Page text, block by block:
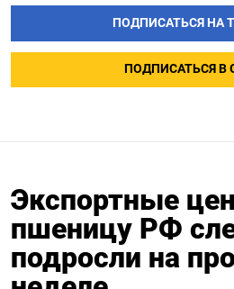
ПОДПИСАТЬСЯ НА
ПОДПИСАТЬСЯ В
Экспортные
пшеницу РФ
подросли на